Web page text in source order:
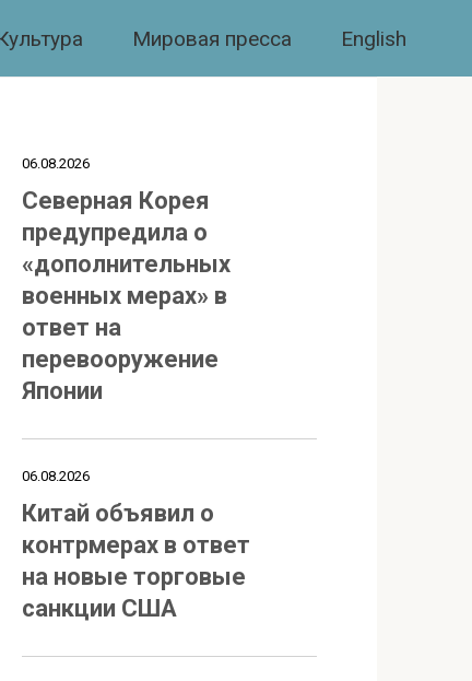
Мировая пресса English
06.08.2026
Северная Корея
предупредила о
«дополнительных
военных мерах» в
ответ на
перевооружение
Японии
06.08.2026
Китай объявил о
контрмерах в ответ
на новые торговые
санкции США